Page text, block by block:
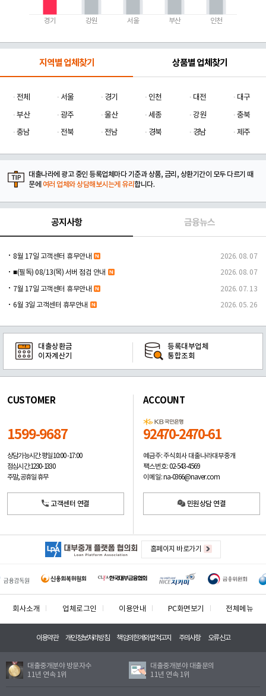
경기 강원 서울 부산 인천
지역별 업체찾기 상품별 업체찾기
전체 서울 경기 인천 대전
대구
부산
광주 울산 세종 강원
충북
충남
전북 전남 경북 경남 제주
대출나라에 광고 중인 등록업체마다 기준과 상품, 금리, 상환기간이 모두 다르기 때
문에 여러 업체와 상담해보시는게 유리합니다.
공지사항 금융뉴스
8월 17일 고객센터 휴무안내 2026. 08. 07
■(필독) 08/13(목) 서버 점검 안내 2026. 08. 07
7월 17일 고객센터 휴무안내 2026. 07. 13
6월 3일 고객센터 휴무안내 2026. 05. 26
대출상환금
이자계산기
등록대부업체
통합조회
CUSTOMER
1599-9687
상담가능시간: 평일10:00 -17:00
점심시간: 12:30 - 13:30
주말, 공휴일 휴무
고객센터 연결
ACCOUNT
92470-2470-61
예금주: 주식회사 대출나라대부중개
팩스번호: 02-543-4569
이메일: na-0366@naver.com
민원상담 연결
홈페이지 바로가기
회사소개 업체로그인 이용안내 PC화면보기 전체메뉴
이용약관 개인정보처리방침 책임의한계와법적고지 주의사항 오류신고
대출중개분야 방문자수
11년 연속 1위
대출중개분야 대출문의
11년 연속 1위